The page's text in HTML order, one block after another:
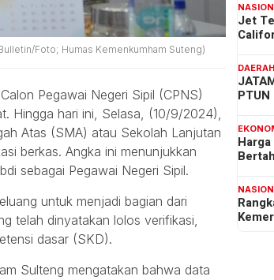
Foto; Humas Kemenkumham Suteng)
Pegawai Negeri Sipil (CPNS)
Hingga hari ini, Selasa, (10/9/2024),
Atas (SMA) atau Sekolah Lanjutan
berkas. Angka ini menunjukkan
sebagai Pegawai Negeri Sipil.
untuk menjadi bagian dari
telah dinyatakan lolos verifikasi,
dasar (SKD).
Sulteng mengatakan bahwa data
Jet